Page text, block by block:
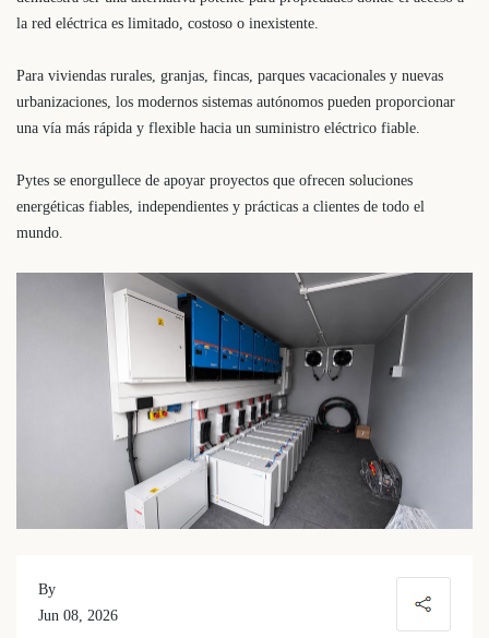
la red eléctrica es limitado, costoso o inexistente.
Para viviendas rurales, granjas, fincas, parques vacacionales y nuevas
urbanizaciones, los modernos sistemas autónomos pueden proporcionar
una vía más rápida y flexible hacia un suministro eléctrico fiable.
Pytes se enorgullece de apoyar proyectos que ofrecen soluciones
energéticas fiables, independientes y prácticas a clientes de todo el
mundo.
By
Jun 08, 2026